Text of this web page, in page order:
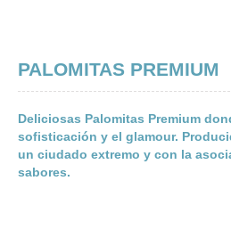
PALOMITAS PREMIUM
Deliciosas Palomitas Premium
sofisticación y el glamour.
un ciudado extremo y con la
sabores.